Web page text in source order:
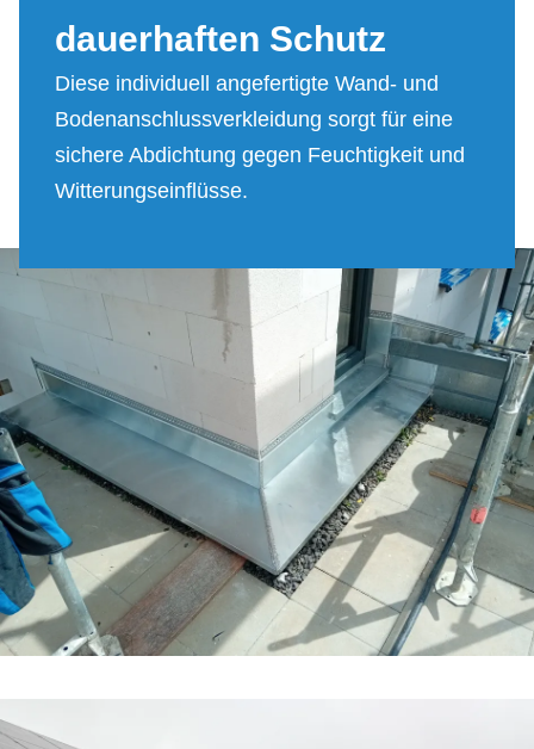
dau­er­haf­ten Schu­tz
Diese individuell angefertigte Wand- und
Bodenanschlussverkleidung sorgt für eine
sichere Abdichtung gegen Feuchtigkeit und
Witterungseinflüsse.